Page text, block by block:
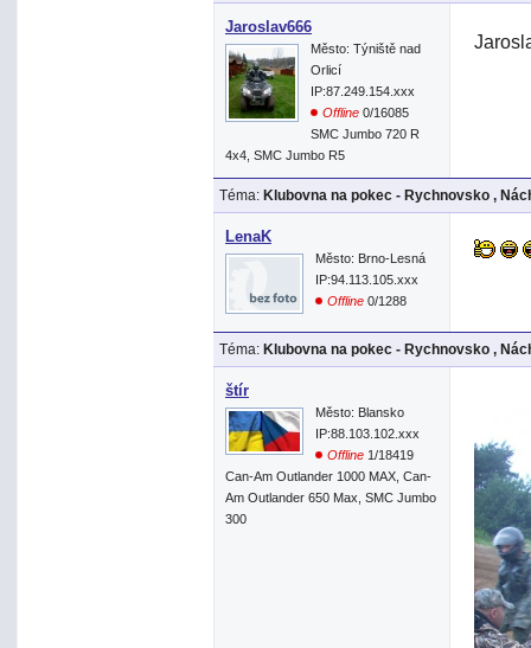
Jaroslav666
Město: Týniště nad
Orlicí
IP:87.249.154.xxx
Offline 0/16085
SMC Jumbo 720 R
4x4, SMC Jumbo R5
Téma: Klubovna na pokec - Rychnovsko ,
LenaK
Město: Brno-Lesná
IP:94.113.105.xxx
Offline 0/1288
Téma: Klubovna na pokec - Rychnovsko ,
štír
Město: Blansko
IP:88.103.102.xxx
Offline 1/18419
Can-Am Outlander 1000 MAX, Can-
Am Outlander 650 Max, SMC Jumbo
300